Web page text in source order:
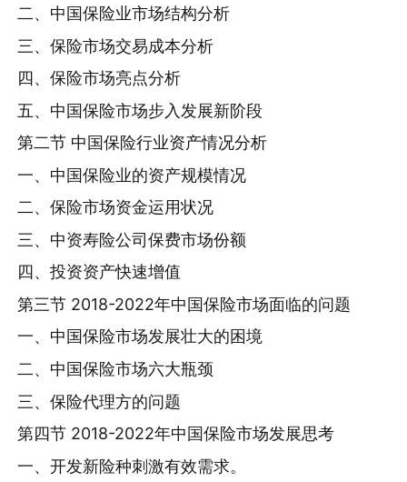
二、中国保险业市场结构分析
三、保险市场交易成本分析
四、保险市场亮点分析
五、中国保险市场步入发展新阶段
第二节 中国保险行业资产情况分析
一、中国保险业的资产规模情况
二、保险市场资金运用状况
三、中资寿险公司保费市场份额
四、投资资产快速增值
第三节 2018-2022年中国保险市场面临的问题
一、中国保险市场发展壮大的困境
二、中国保险市场六大瓶颈
三、保险代理方的问题
第四节 2018-2022年中国保险市场发展思考
一、开发新险种刺激有效需求。